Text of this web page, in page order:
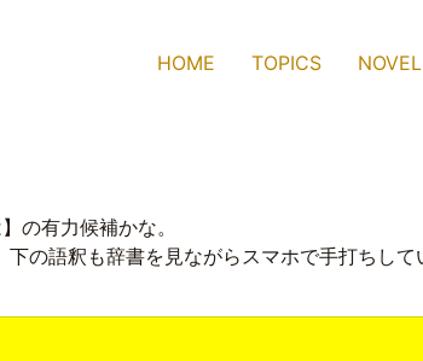
HOME TOPICS NOVEL
の有力候補かな。
の語釈も辞書を見ながらスマホで手打ちして